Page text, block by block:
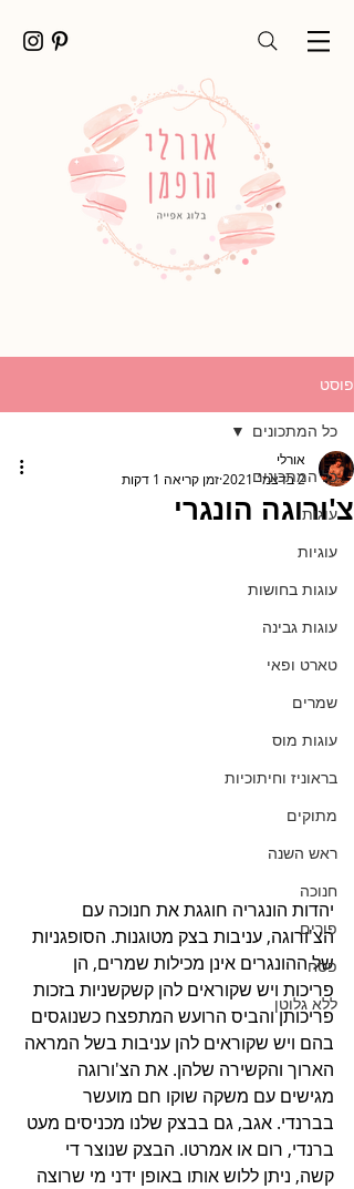
פוסט
כל המתכונים
עוגות
עוגיות
עוגות בחושות
עוגות גבינה
טארט ופאי
שמרים
עוגות מוס
בראוניז וחיתוכיות
מתוקים
ראש השנה
חנוכה
פורים
פסח
ללא גלוטן
כל המתכונים
צ'ורוגה הונגרי
אורלי
2 בדצמ׳ 2021
זמן קריאה 1 דקות
יהדות הונגריה חוגגת את חנוכה עם
הצ'ורוגה, עניבות בצק מטוגנות. הסופגניות
של ההונגרים אינן מכילות שמרים, הן
פריכות ויש שקוראים להן קשקשניות בזכות
פריכותן והביס הרועש המתפצח כשנוגסים
בהם ויש שקוראים להן עניבות בשל המראה
הארוך והקשירה שלהן. את הצ'ורוגה
מגישים עם משקה שוקו חם מועשר
בברנדי. אגב, גם בבצק שלנו מכניסים מעט
ברנדי, רום או אמרטו. הבצק שנוצר די
קשה, ניתן ללוש אותו באופן ידני מי שרוצה